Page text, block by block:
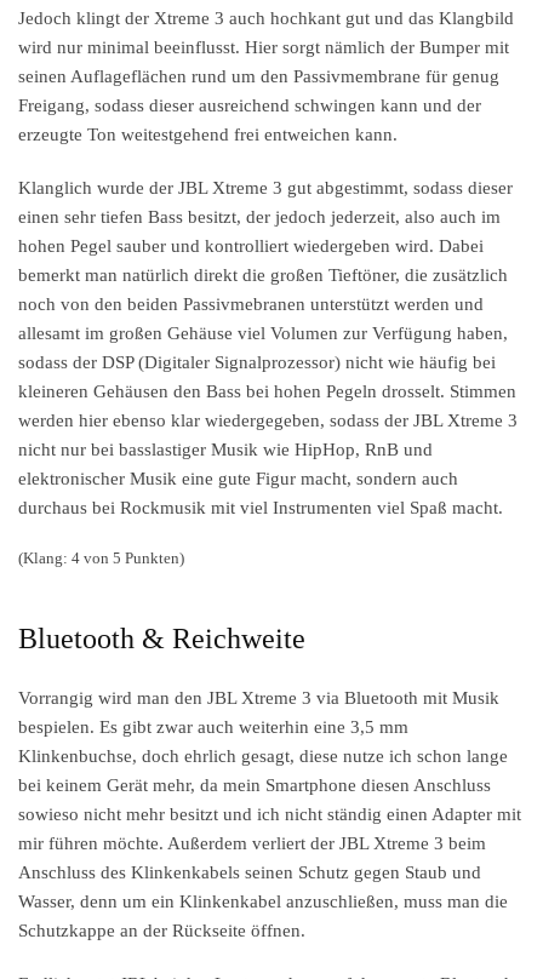
Jedoch klingt der Xtreme 3 auch hochkant gut und das Klangbild
wird nur minimal beeinflusst. Hier sorgt nämlich der Bumper mit
seinen Auflageflächen rund um den Passivmembrane für genug
Freigang, sodass dieser ausreichend schwingen kann und der
erzeugte Ton weitestgehend frei entweichen kann.
Klanglich wurde der JBL Xtreme 3 gut abgestimmt, sodass dieser
einen sehr tiefen Bass besitzt, der jedoch jederzeit, also auch im
hohen Pegel sauber und kontrolliert wiedergeben wird. Dabei
bemerkt man natürlich direkt die großen Tieftöner, die zusätzlich
noch von den beiden Passivmebranen unterstützt werden und
allesamt im großen Gehäuse viel Volumen zur Verfügung haben,
sodass der DSP (Digitaler Signalprozessor) nicht wie häufig bei
kleineren Gehäusen den Bass bei hohen Pegeln drosselt. Stimmen
werden hier ebenso klar wiedergegeben, sodass der JBL Xtreme 3
nicht nur bei basslastiger Musik wie HipHop, RnB und
elektronischer Musik eine gute Figur macht, sondern auch
durchaus bei Rockmusik mit viel Instrumenten viel Spaß macht.
(Klang: 4 von 5 Punkten)
Bluetooth & Reichweite
Vorrangig wird man den JBL Xtreme 3 via Bluetooth mit Musik
bespielen. Es gibt zwar auch weiterhin eine 3,5 mm
Klinkenbuchse, doch ehrlich gesagt, diese nutze ich schon lange
bei keinem Gerät mehr, da mein Smartphone diesen Anschluss
sowieso nicht mehr besitzt und ich nicht ständig einen Adapter mit
mir führen möchte. Außerdem verliert der JBL Xtreme 3 beim
Anschluss des Klinkenkabels seinen Schutz gegen Staub und
Wasser, denn um ein Klinkenkabel anzuschließen, muss man die
Schutzkappe an der Rückseite öffnen.